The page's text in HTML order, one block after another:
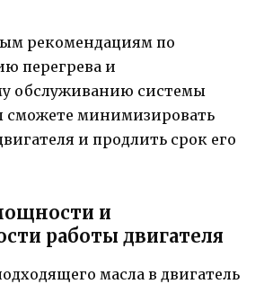
рекомендациям по
перегрева и
обслуживанию системы
сможете минимизировать
и продлить срок его
и
работы двигателя
масла в двигатель